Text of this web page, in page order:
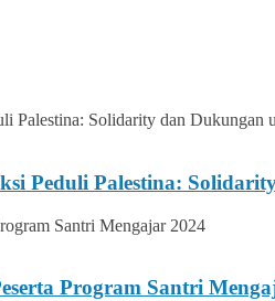
Peduli Palestina:
Program Santri